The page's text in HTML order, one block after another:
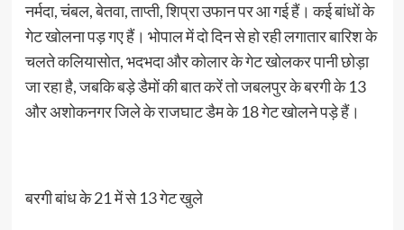
नर्मदा, चंबल, बेतवा, ताप्ती, शिप्रा उफान पर आ गई हैं। कई बांधों के
गेट खोलना पड़ गए हैं। भोपाल में दो दिन से हो रही लगातार बारिश के
चलते कलियासोत, भदभदा और कोलार के गेट खोलकर पानी छोड़ा
जा रहा है, जबकि बड़े डैमों की बात करें तो जबलपुर के बरगी के 13
और अशोकनगर जिले के राजघाट डैम के 18 गेट खोलने पड़े हैं।
बरगी बांध के 21 में से 13 गेट खुले